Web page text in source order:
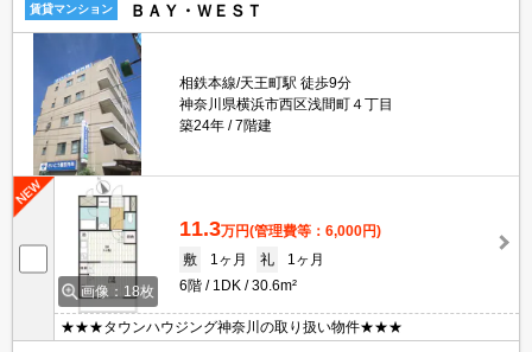
賃貸マンション ＢＡＹ・ＷＥＳＴ
相鉄本線/天王町駅 徒歩9分
神奈川県横浜市西区浅間町４丁目
築24年
7階建
画像：18枚
11.3万円(管理費等：6,000円)
敷
1ヶ月 礼
1ヶ月
6階
1DK 30.6m²
★★★タウンハウジング神奈川の取り扱い物件★★★